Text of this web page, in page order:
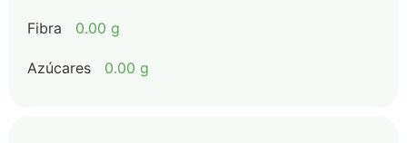
Fibra 0.00 g
Azúcares 0.00 g